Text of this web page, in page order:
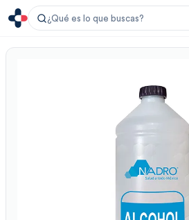
¿Qué es lo que buscas?